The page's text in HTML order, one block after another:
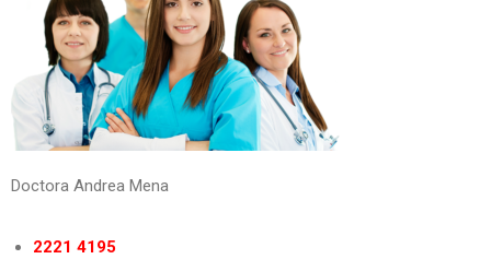
Doctora Andrea Mena
2221 4195